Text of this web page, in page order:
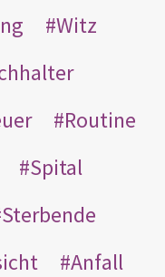
Witz
Routine
Spital
Sterbende
Anfall